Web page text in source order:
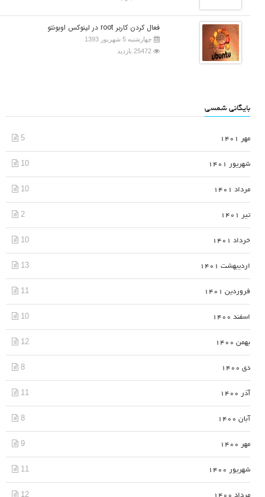
فعال کردن کاربر root در لینوکس اوبونتو
چهارشنبه 5 شهریور 1393
25472 بازدید
بایگانی شمسی
مهر 1401 5
شهریور 1401 10
مرداد 1401 10
تیر 1401 2
خرداد 1401 10
اردیبهشت 1401 13
فروردین 1401 11
اسفند 1400 10
بهمن 1400 12
دی 1400 8
آذر 1400 11
آبان 1400 8
مهر 1400 9
شهریور 1400 11
12